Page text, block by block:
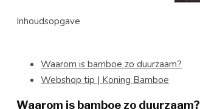
Inhoudsopgave
Waarom is bamboe zo duurzaam?
Webshop tip | Koning Bamboe
Waarom is bamboe zo duurzaam?